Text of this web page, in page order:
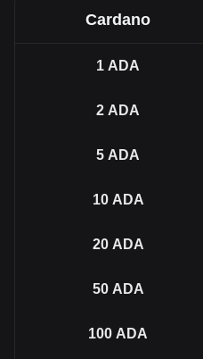
Cardano
1 ADA
2 ADA
5 ADA
10 ADA
20 ADA
50 ADA
100 ADA